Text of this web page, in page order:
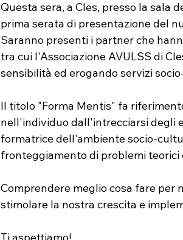
Questa sera, a Cles, presso la sala
prima serata di presentazione del
Saranno presenti i partner che
tra cui l'Associazione AVULSS di
sensibilità ed erogando servizi
Il titolo "Forma Mentis" fa
nell'individuo dall'intrecciarsi degli
formatrice dell'ambiente socio-
fronteggiamento di problemi teorici
Comprendere meglio cosa fare per
stimolare la nostra crescita e